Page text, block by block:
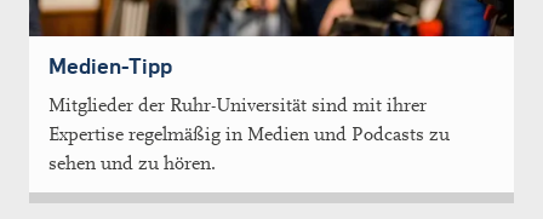
Medien-Tipp
Mitglieder der Ruhr-Universität sind mit ihrer
Expertise regelmäßig in Medien und Podcasts zu
sehen und zu hören.